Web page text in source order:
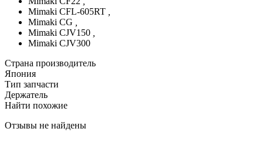
Mimaki CFL-605RT
Mimaki CG
Mimaki CJV150
Mimaki CJV300
Страна производитель
Япония
Тип запчасти
Держатель
Найти похожие
Отзывы не найдены